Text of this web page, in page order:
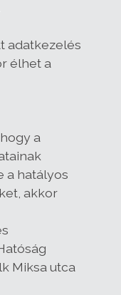
adatkezelés
élhet a
a
a hatályos
akkor
Miksa utca